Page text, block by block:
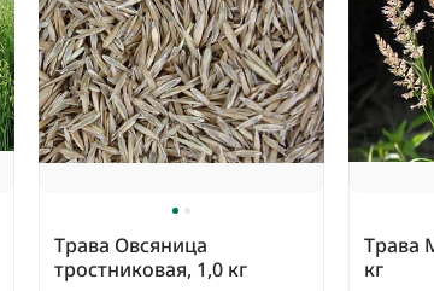
Трава Овсяница
тростниковая, 1,0 кг
Трава
кг